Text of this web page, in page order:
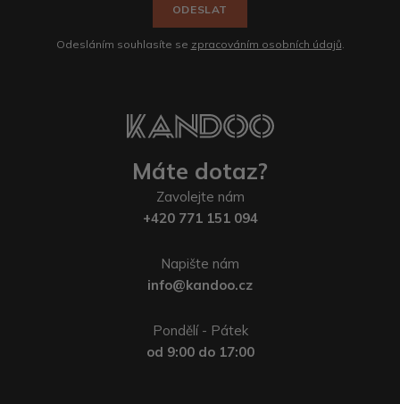
ODESLAT
Odesláním souhlasíte se zpracováním osobních údajů.
Máte dotaz?
Zavolejte nám
+420 771 151 094
Napište nám
info@kandoo.cz
Pondělí - Pátek
od 9:00 do 17:00